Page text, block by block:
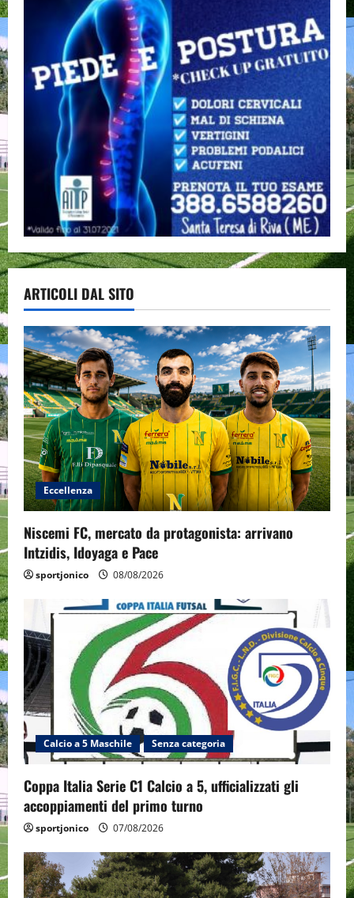
ARTICOLI DAL SITO
Eccellenza
Niscemi FC, mercato da protagonista: arrivano
Intzidis, Idoyaga e Pace
sportjonico 08/08/2026
Calcio a 5 Maschile Senza categoria
Coppa Italia Serie C1 Calcio a 5, ufficializzati gli
accoppiamenti del primo turno
sportjonico 07/08/2026